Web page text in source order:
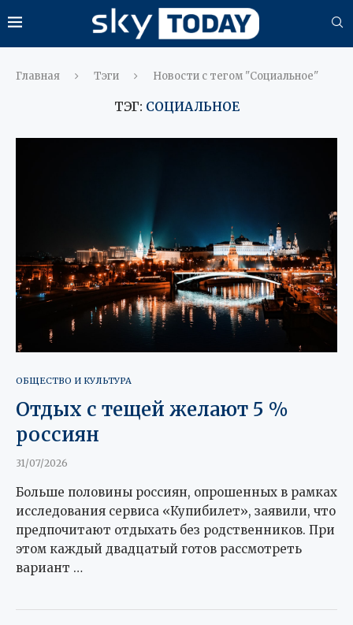
Главная Тэги Новости с тегом "Социальное"
ТЭГ: СОЦИАЛЬНОЕ
ОБЩЕСТВО И КУЛЬТУРА
Отдых с тещей желают 5 %
россиян
31/07/2026
Больше половины россиян, опрошенных в рамках
исследования сервиса «Купибилет», заявили, что
предпочитают отдыхать без родственников. При
этом каждый двадцатый готов рассмотреть
вариант …